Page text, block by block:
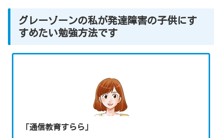
グレーゾーンの私が発達障害の子供にす
すめたい勉強方法です
「通信教育すらら」